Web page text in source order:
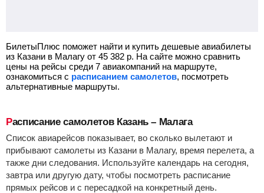
БилетыПлюс поможет найти и купить дешевые авиабилеты
из Казани в Малагу от 45 382 р. На сайте можно сравнить
цены на рейсы среди 7 авиакомпаний на маршруте,
ознакомиться с расписанием самолетов, посмотреть
альтернативные маршруты.
Расписание самолетов Казань – Малага
Список авиарейсов показывает, во сколько вылетают и
прибывают самолеты из Казани в Малагу, время перелета, а
также дни следования. Используйте календарь на сегодня,
завтра или другую дату, чтобы посмотреть расписание
прямых рейсов и с пересадкой на конкретный день.